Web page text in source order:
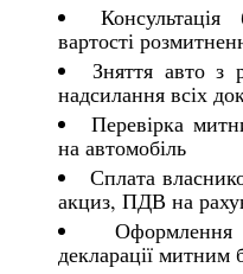
вартості
Зняття авто з
надсилання всіх
Перевірка
на автомобіль
Сплата
акциз, ПДВ на
декларації митним